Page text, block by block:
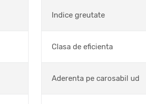
Indice greutate
Clasa de eficienta
Aderenta pe carosabil ud